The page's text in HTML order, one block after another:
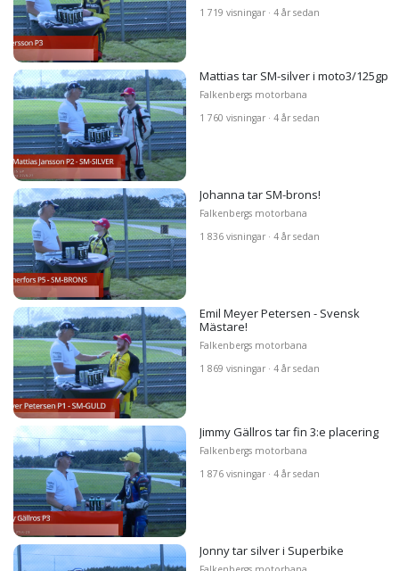
1 719 visningar · 4 år sedan
Mattias tar SM-silver i moto3/125gp
Falkenbergs motorbana
1 760 visningar · 4 år sedan
Johanna tar SM-brons!
Falkenbergs motorbana
1 836 visningar · 4 år sedan
Emil Meyer Petersen - Svensk
Mästare!
Falkenbergs motorbana
1 869 visningar · 4 år sedan
Jimmy Gällros tar fin 3:e placering
Falkenbergs motorbana
1 876 visningar · 4 år sedan
Jonny tar silver i Superbike